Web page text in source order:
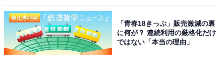
「青春18きっぷ」販売激減の裏
に何が？ 連続利用の厳格化だけ
ではない「本当の理由」